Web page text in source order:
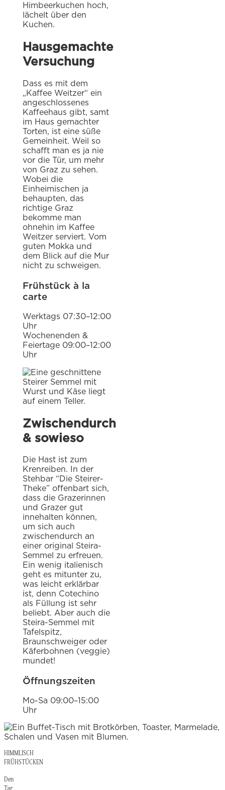
Hausgemachte
Versuchung
Dass es mit dem
„Kaffee Weitzer“ ein
angeschlossenes
Kaffeehaus gibt, samt
im Haus gemachter
Torten, ist eine süße
Gemeinheit. Weil so
schafft man es ja nie
vor die Tür, um mehr
von Graz zu sehen.
Wobei die
Einheimischen ja
behaupten, das
richtige Graz
bekomme man
ohnehin im Kaffee
Weitzer serviert. Vom
guten Mokka und
dem Blick auf die Mur
nicht zu schweigen.
Frühstück à la
carte
Werktags 07:30–12:00
Uhr
Wochenenden &
Feiertage 09:00–12:00
Uhr
Zwischendurch
& sowieso
Die Hast ist zum
Krenreiben. In der
Stehbar “Die Steirer-
Theke” offenbart sich,
dass die Grazerinnen
und Grazer gut
innehalten können,
um sich auch
zwischendurch an
einer original Steira-
Semmel zu erfreuen.
Ein wenig italienisch
geht es mitunter zu,
was leicht erklärbar
ist, denn Cotechino
als Füllung ist sehr
beliebt. Aber auch die
Steira-Semmel mit
Tafelspitz,
Braunschweiger oder
Käferbohnen (veggie)
mundet!
Öffnungszeiten
Mo-Sa 09:00–15:00
Uhr
HIMMLISCH
FRÜHSTÜCKEN
Den
Tag